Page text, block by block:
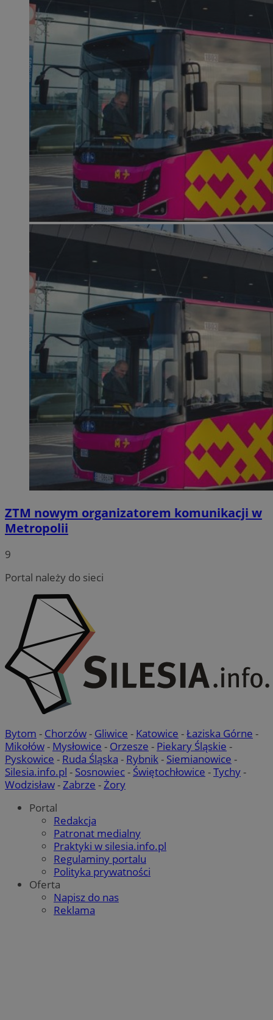
ZTM nowym organizatorem komunikacji w
Metropolii
9
Portal należy do sieci
Bytom - Chorzów- Gliwice - Katowice -Łaziska Górne -
Mikołów- Mysłowice - Orzesze - Piekary Śląskie -
Pyskowice - Ruda Śląska - Rybnik- Siemianowice -
Silesia.info.pl - Sosnowiec- Świętochłowice -Tychy-
Wodzisław-Zabrze -Żory
Portal
Redakcja
Patronat medialny
Praktyki w silesia.info.pl
Regulaminy portalu
Polityka prywatności
Oferta
Napisz do nas
Reklama